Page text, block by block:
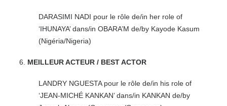
DARASIMI NADI pour le rôle de/in her role of
‘IHUNAYA’ dans/in OBARA’M de/by Kayode Kasum
(Nigéria/Nigeria)
MEILLEUR ACTEUR / BEST ACTOR
LANDRY NGUESTA pour le rôle de/in his role of
‘JEAN-MICHÉ KANKAN’ dans/in KANKAN de/by